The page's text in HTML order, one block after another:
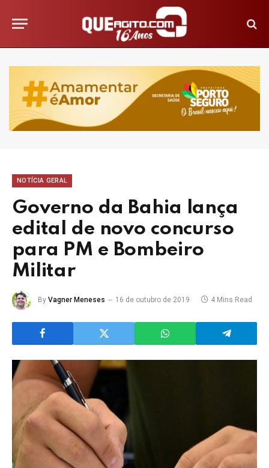
NOTÍCIA GERAL
Governo da Bahia lança
edital de novo concurso
para PM e Bombeiro
Militar
By Vagner Meneses 16 de outubro de 2019 4 Mins Read